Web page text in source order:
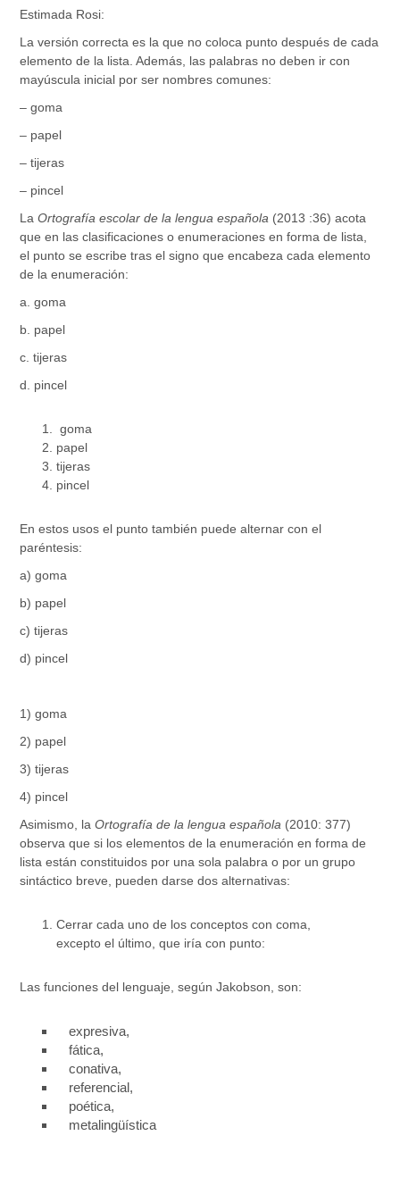
Estimada Rosi:
La versión correcta es la que no coloca punto después de cada
elemento de la lista. Además, las palabras no deben ir con
mayúscula inicial por ser nombres comunes:
– goma
– papel
– tijeras
– pincel
LaOrtografía escolar de la lengua española (2013 :36) acota
que en las clasificaciones o enumeraciones en forma de lista,
el punto se escribe tras el signo que encabeza cada elemento
de la enumeración:
a. goma
b. papel
c. tijeras
d. pincel
goma
papel
tijeras
pincel
En estos usos el punto también puede alternar con el
paréntesis:
a) goma
b) papel
c) tijeras
d) pincel
1) goma
2) papel
3) tijeras
4) pincel
Asimismo, laOrtografía de la lengua española (2010: 377)
observa que si los elementos de la enumeración en forma de
lista están constituidos por una sola palabra o por un grupo
sintáctico breve, pueden darse dos alternativas:
Cerrar cada uno de los conceptos con coma,
excepto el último, que iría con punto:
Las funciones del lenguaje, según Jakobson, son:
expresiva,
fática,
conativa,
referencial,
poética,
metalingüística